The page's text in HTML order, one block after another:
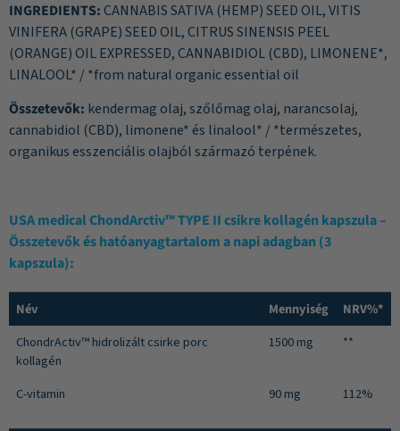
INGREDIENTS:CANNABIS SATIVA (HEMP) SEED OIL, VITIS
VINIFERA (GRAPE) SEED OIL, CITRUS SINENSIS PEEL
(ORANGE) OIL EXPRESSED, CANNABIDIOL (CBD), LIMONENE*,
LINALOOL* / *from natural organic essential oil
Összetevők: kendermag olaj, szőlőmag olaj, narancsolaj,
cannabidiol (CBD), limonene* és linalool* / *természetes,
organikus esszenciális olajból származó terpének.
USA medical ChondArctiv™ TYPE II csikre kollagén kapszula –
Összetevők és hatóanyagtartalom a napi adagban (3
kapszula):
Név Mennyiség
NRV%*
ChondrActiv™ hidrolizált csirke porc
kollagén
1500 mg **
C-vitamin 90 mg 112%